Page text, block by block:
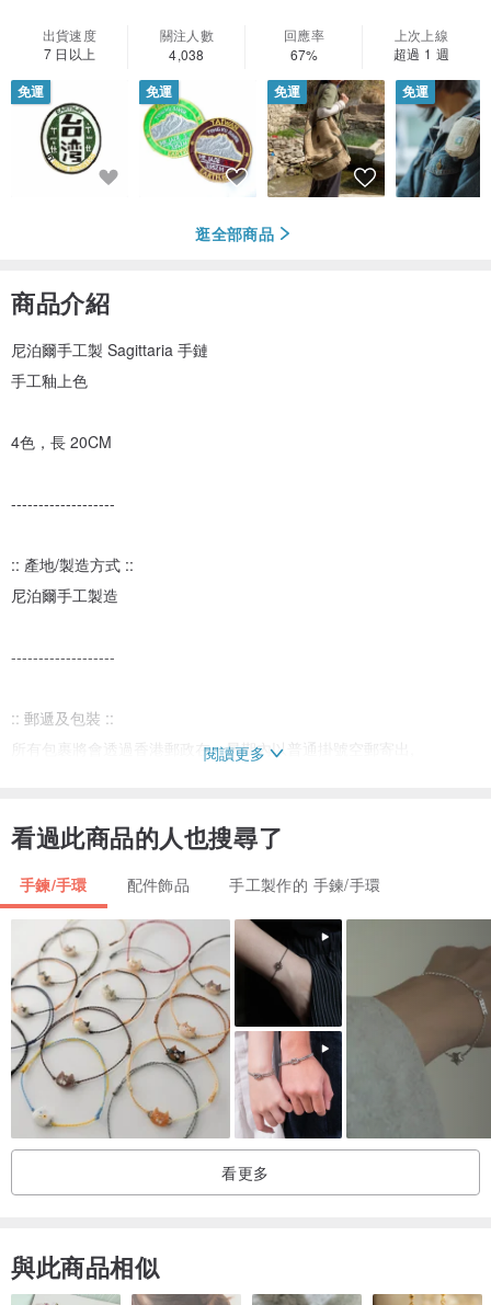
出貨速度
7 日以上
關注人數
4,038
回應率
67%
上次上線
超過 1 週
免運 免運 免運 免運
逛全部商品
商品介紹
尼泊爾手工製 Sagittaria 手鏈
手工釉上色
4色，長 20CM
-------------------
:: 產地/製造方式 ::
尼泊爾手工製造
-------------------
:: 郵遞及包裝 ::
所有包裹將會透過香港郵政在一星期內以普通掛號空郵寄出,
以簡潔為主, 不便之處敬請原諒
-------------------
:: 設計師及品牌簡介 ::
EARTH.er創立於2012年, 於香港最西面一條偏遠小漁村 - 大澳起始,
致力於利用東南亞傳統環保的製衣手藝創作出不同以戶外風格為主的
設計.
在多年來遊歷不同國家的體驗中, 啟發出以要以可持續生產方式
及運用天然素材設計出不同款式既環保的天然麻布單品.
EARTH.er 將部份收益透過世界宣明會助養第三世界國家貧窮兒童，
讓利潤收益轉移到地球上有需要援助的人身上。每個客人都是助養
閱讀更多
看過此商品的人也搜尋了
手鍊/手環 配件飾品 手工製作的 手鍊/手環
看更多
與此商品相似